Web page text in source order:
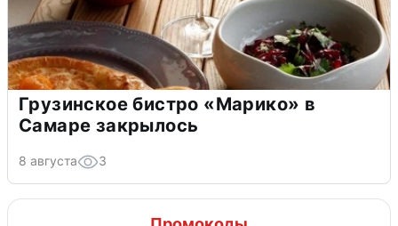
Грузинское бистро «Марико» в
Самаре закрылось
8 августа 3